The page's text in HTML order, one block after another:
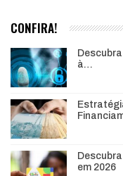
CONFIRA!
à…
em 2026